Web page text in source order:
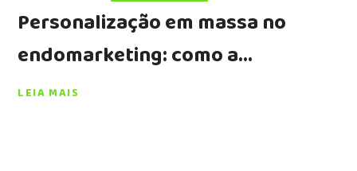
Personalização em massa no
endomarketing: como a
segmentação comportamental
LEIA MAIS